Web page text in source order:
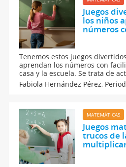
Juegos
los niños
números
Tenemos estos juegos
aprendan los números con
casa y la escuela. Se trata de
reconocer cifras, asociar
jugando sin presión. Son
Fabiola Hernández Pérez,
MATEMÁTICAS
Juegos
trucos de